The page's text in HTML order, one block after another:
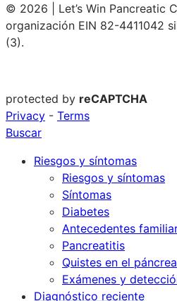
© 2026 | Let’s Win Pancreatic
organización EIN 82-4411042
(3).
protected by reCAPTCHA
Privacy - Terms
Buscar
Riesgos y síntomas
Riesgos y síntomas
Síntomas
Diabetes
Antecedentes
Pancreatitis
Quistes en el
Exámenes y
Diagnóstico reciente